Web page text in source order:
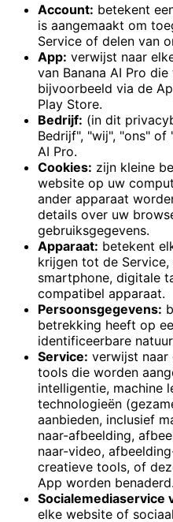
Account: betekent
is aangemaakt om
Service of delen van
App: verwijst naar
van Banana AI Pro
bijvoorbeeld via de
Play Store.
Bedrijf: (in dit
Bedrijf", "wij", "ons" of
AI Pro.
Cookies: zijn kleine
website op uw
ander apparaat
details over uw
gebruiksgegevens.
Apparaat: betekent
krijgen tot de
smartphone, digitale
compatibel apparaat.
Persoonsgegevens:
betrekking heeft op
identificeerbare
Service: verwijst naar
tools die worden
intelligentie, machine
technologieën
aanbieden, inclusief
naar-afbeelding,
naar-video,
creatieve tools, of
App worden benaderd.
Socialemediaservice
elke website of